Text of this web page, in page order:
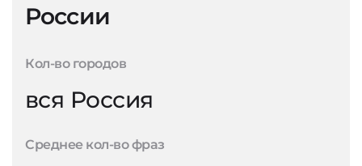
России
Кол-во городов
вся Россия
Среднее кол-во фраз